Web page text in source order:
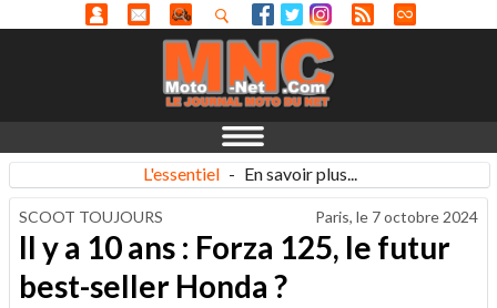
L'essentiel - En savoir plus...
SCOOT TOUJOURS Paris, le 7 octobre 2024
Il y a 10 ans : Forza 125, le futur
best-seller Honda ?